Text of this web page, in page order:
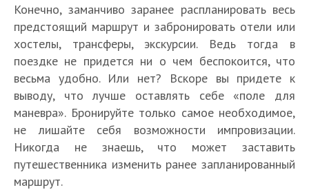
Конечно, заманчиво заранее распланировать весь
предстоящий маршрут и забронировать отели или
хостелы, трансферы, экскурсии. Ведь тогда в
поездке не придется ни о чем беспокоится, что
весьма удобно. Или нет? Вскоре вы придете к
выводу, что лучше оставлять себе «поле для
маневра». Бронируйте только самое необходимое,
не лишайте себя возможности импровизации.
Никогда не знаешь, что может заставить
путешественника изменить ранее запланированный
маршрут.